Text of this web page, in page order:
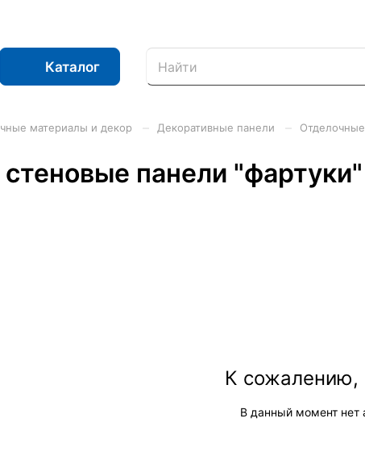
Каталог
материалы и декор Декоративные панели
панели "фартуки"
К сожалению,
В данный момент нет